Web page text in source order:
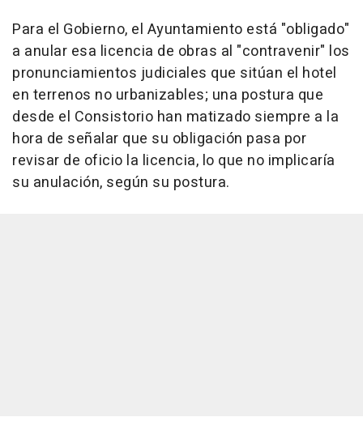
Para el Gobierno, el Ayuntamiento está "obligado"
a anular esa licencia de obras al "contravenir" los
pronunciamientos judiciales que sitúan el hotel
en terrenos no urbanizables; una postura que
desde el Consistorio han matizado siempre a la
hora de señalar que su obligación pasa por
revisar de oficio la licencia, lo que no implicaría
su anulación, según su postura.